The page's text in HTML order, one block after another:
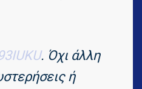
. Όχι άλλη
ή